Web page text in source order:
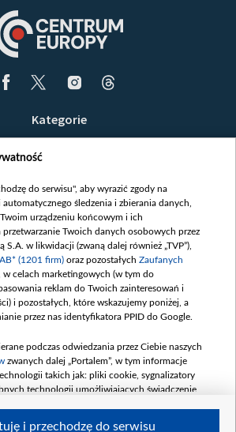
Kategorie
Opinie
Białoruś / Polska
Czytelnia
Centrum Europy
O nas
Kontakt
Informacje o nadawcy
Serwisy partnerskie
belsat.eu
slava.tv
tvpworld.com
do serwisu", aby wyrazić zgody na
śledzenia i zbierania danych,
urządzeniu końcowym i ich
Twoich danych osobowych przez
S.A. w likwidacji (zwaną dalej również „TVP”),
(1201 firm) oraz pozostałych Zaufanych
, w celach marketingowych (w tym do
reklam do Twoich zainteresowań i
i pozostałych, które wskazujemy poniżej, a
przez nas identyfikatora PPID do Google.
podczas odwiedzania przez Ciebie naszych
zwanych dalej „Portalem”, w tym informacje
takich jak: pliki cookie, sygnalizatory
technologii umożliwiających świadczenie
i przechodzę do serwisu